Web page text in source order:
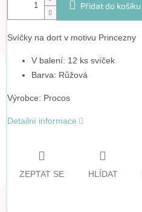
Přidat do košíku
Svíčky na dort v motivu Princezny
V balení: 12 ks svíček
Barva: Růžová
Výrobce: Procos
Detailní informace
ZEPTAT SE HLÍDAT